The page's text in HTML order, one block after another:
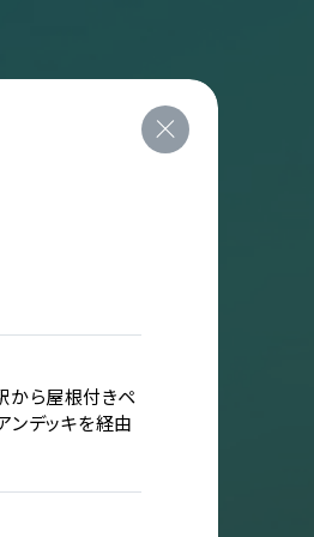
から屋根付きペ
ンデッキを経由